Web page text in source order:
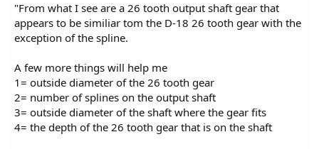
"From what I see are a 26 tooth output shaft gear that
appears to be similiar tom the D-18 26 tooth gear with the
exception of the spline.
A few more things will help me
1= outside diameter of the 26 tooth gear
2= number of splines on the output shaft
3= outside diameter of the shaft where the gear fits
4= the depth of the 26 tooth gear that is on the shaft